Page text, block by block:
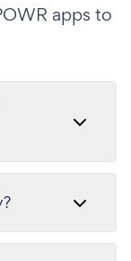
apps to